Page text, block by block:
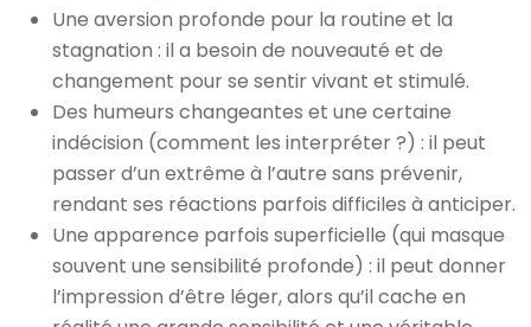
Une aversion profonde pour la routine et la
stagnation : il a besoin de nouveauté et de
changement pour se sentir vivant et stimulé.
Des humeurs changeantes et une certaine
indécision (comment les interpréter ?) : il peut
passer d’un extrême à l’autre sans prévenir,
rendant ses réactions parfois difficiles à anticiper.
Une apparence parfois superficielle (qui masque
souvent une sensibilité profonde) : il peut donner
l’impression d’être léger, alors qu’il cache en